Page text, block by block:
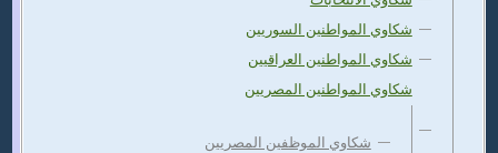
شكاوي المواطنين السوريين
شكاوي المواطنين العراقيين
شكاوي المواطنين المصريين
شكاوي الموظفين المصريين